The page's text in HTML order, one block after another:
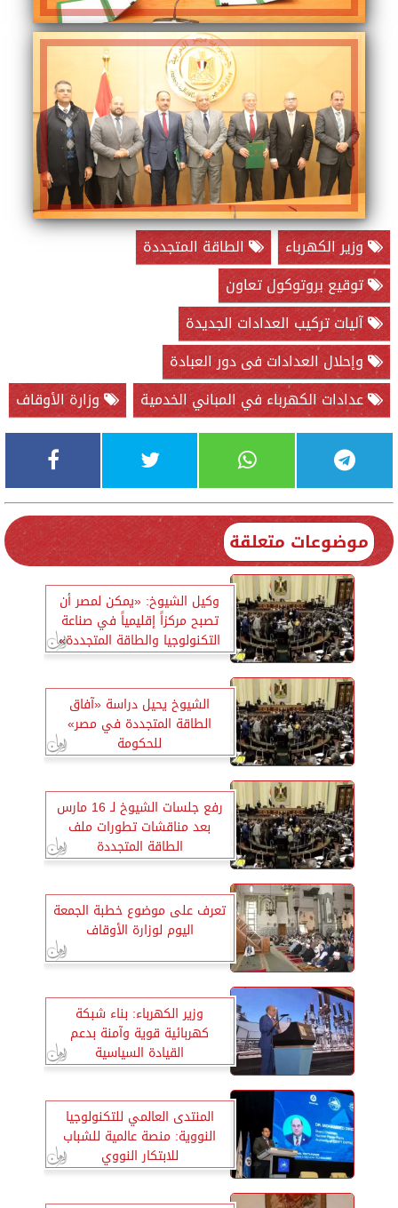
وزير الكهرباء
الطاقة المتجددة
توقيع بروتوكول تعاون
آليات تركيب العدادات الجديدة
وإحلال العدادات فى دور العبادة
عدادات الكهرباء في المباني الخدمية
وزارة الأوقاف
موضوعات متعلقة
وكيل الشيوخ: «يمكن لمصر أن
تصبح مركزاً إقليمياً في صناعة
التكنولوجيا والطاقة المتجددة»
الشيوخ يحيل دراسة «آفاق
الطاقة المتجددة في مصر»
للحكومة
رفع جلسات الشيوخ لـ 16 مارس
بعد مناقشات تطورات ملف
الطاقة المتجددة
تعرف على موضوع خطبة الجمعة
اليوم لوزارة الأوقاف
وزير الكهرباء: بناء شبكة
كهربائية قوية وآمنة بدعم
القيادة السياسية
المنتدى العالمي للتكنولوجيا
النووية: منصة عالمية للشباب
للابتكار النووي